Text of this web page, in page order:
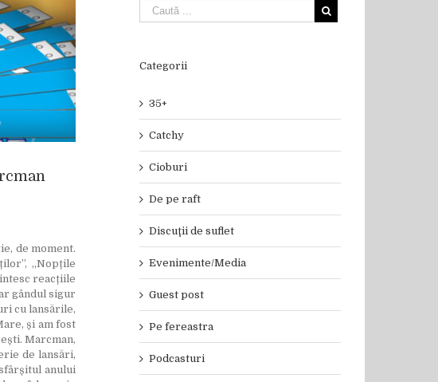
de moment.
„Nopțile
reacțiile
gândul sigur
cu lansările,
și am fost
Marcman,
de lansări,
anului
Categorii
35+
Catchy
Cioburi
De pe raft
Discuţii de suflet
Evenimente/Media
Guest post
Pe fereastra
Podcasturi